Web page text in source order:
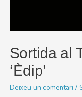
Sortida al
‘Èdip’
Deixeu un comentari /